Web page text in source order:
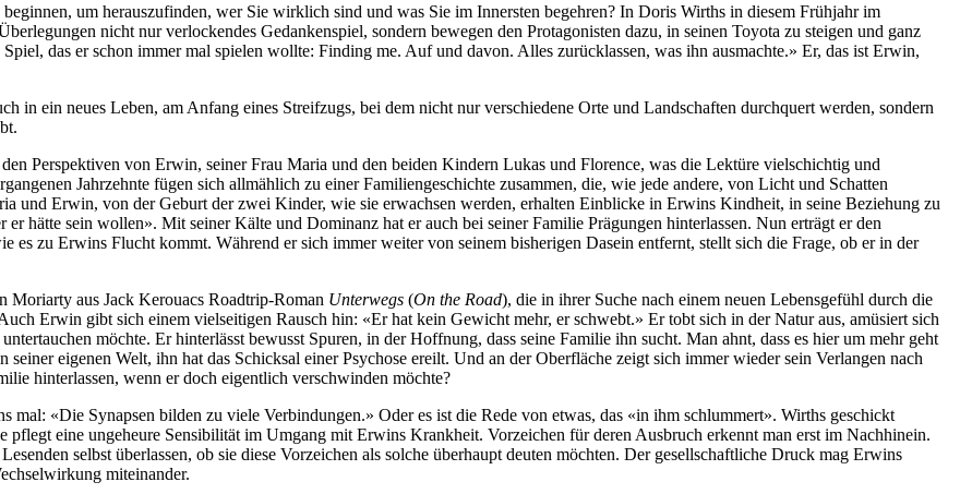
um herauszufinden, wer Sie wirklich sind und was Sie im Innersten begehren? In Doris Wirths in diesem Frühjahr im
nicht nur verlockendes Gedankenspiel, sondern bewegen den Protagonisten dazu, in seinen Toyota zu steigen und ganz
das er schon immer mal spielen wollte: Finding me. Auf und davon. Alles zurücklassen, was ihn ausmachte.» Er, das ist Erwin,
ein neues Leben, am Anfang eines Streifzugs, bei dem nicht nur verschiedene Orte und Landschaften durchquert werden, sondern
Perspektiven von Erwin, seiner Frau Maria und den beiden Kindern Lukas und Florence, was die Lektüre vielschichtig und
Jahrzehnte fügen sich allmählich zu einer Familiengeschichte zusammen, die, wie jede andere, von Licht und Schatten
und Erwin, von der Geburt der zwei Kinder, wie sie erwachsen werden, erhalten Einblicke in Erwins Kindheit, in seine Beziehung zu
hätte sein wollen». Mit seiner Kälte und Dominanz hat er auch bei seiner Familie Prägungen hinterlassen. Nun erträgt er den
zu Erwins Flucht kommt. Während er sich immer weiter von seinem bisherigen Dasein entfernt, stellt sich die Frage, ob er in der
Moriarty aus Jack Kerouacs Roadtrip-Roman Unterwegs (On the Road), die in ihrer Suche nach einem neuen Lebensgefühl durch die
Erwin gibt sich einem vielseitigen Rausch hin: «Er hat kein Gewicht mehr, er schwebt.» Er tobt sich in der Natur aus, amüsiert sich
möchte. Er hinterlässt bewusst Spuren, in der Hoffnung, dass seine Familie ihn sucht. Man ahnt, dass es hier um mehr geht
eigenen Welt, ihn hat das Schicksal einer Psychose ereilt. Und an der Oberfläche zeigt sich immer wieder sein Verlangen nach
hinterlassen, wenn er doch eigentlich verschwinden möchte?
«Die Synapsen bilden zu viele Verbindungen.» Oder es ist die Rede von etwas, das «in ihm schlummert». Wirths geschickt
pflegt eine ungeheure Sensibilität im Umgang mit Erwins Krankheit. Vorzeichen für deren Ausbruch erkennt man erst im Nachhinein.
selbst überlassen, ob sie diese Vorzeichen als solche überhaupt deuten möchten. Der gesellschaftliche Druck mag Erwins
miteinander.